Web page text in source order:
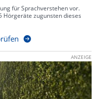
für Sprachverstehen vor.
Hörgeräte zugunsten dieses
ANZEIGE